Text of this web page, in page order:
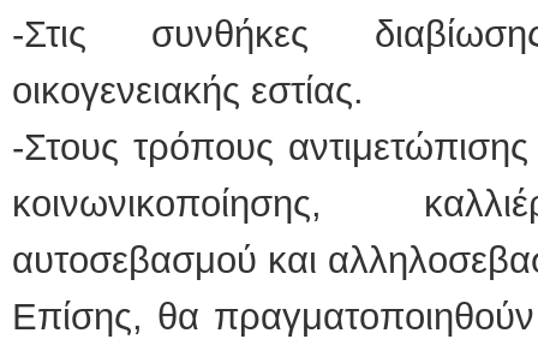
-Στις συνθήκες
οικογενειακής εστίας.
-Στους τρόπους αντιμετώπισης
κοινωνικοποίησης,
αυτοσεβασμού και
Επίσης, θα